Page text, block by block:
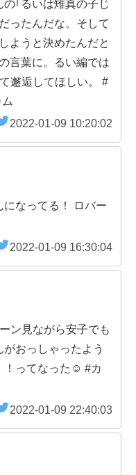
｢るいは雉真の子じ
ったんだな。そして
ようと決めたんだと
言葉に。るい編では
邂逅してほしい。 #
2022-01-09 10:20:02
なってる！ ロバー
2022-01-09 16:30:04
ン見ながら安子でも
おっしゃったよう
！ってなった☺️ #カ
2022-01-09 22:40:03